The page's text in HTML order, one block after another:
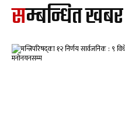
सम्बन्धित खबर